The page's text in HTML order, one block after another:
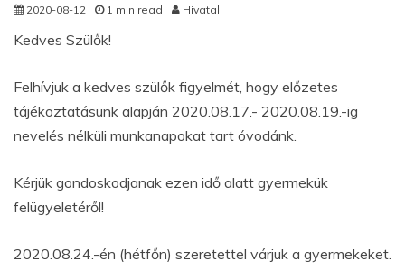
2020-08-12 1 min read Hivatal
Kedves Szülők!
Felhívjuk a kedves szülők figyelmét, hogy előzetes
tájékoztatásunk alapján 2020.08.17.- 2020.08.19.-ig
nevelés nélküli munkanapokat tart óvodánk.
Kérjük gondoskodjanak ezen idő alatt gyermekük
felügyeletéről!
2020.08.24.-én (hétfőn) szeretettel várjuk a gyermekeket.